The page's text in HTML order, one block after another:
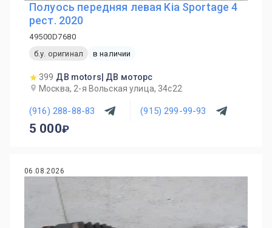
Полуось передняя левая Kia Sportage 4
рест. 2020
49500D7680
б.у. оригинал
в наличии
399 ДВ motors| ДВ моторс
Москва, 2-я Вольская улица, 34с22
(916) 288-88-83 (915) 299-99-93
5 000
06.08.2026